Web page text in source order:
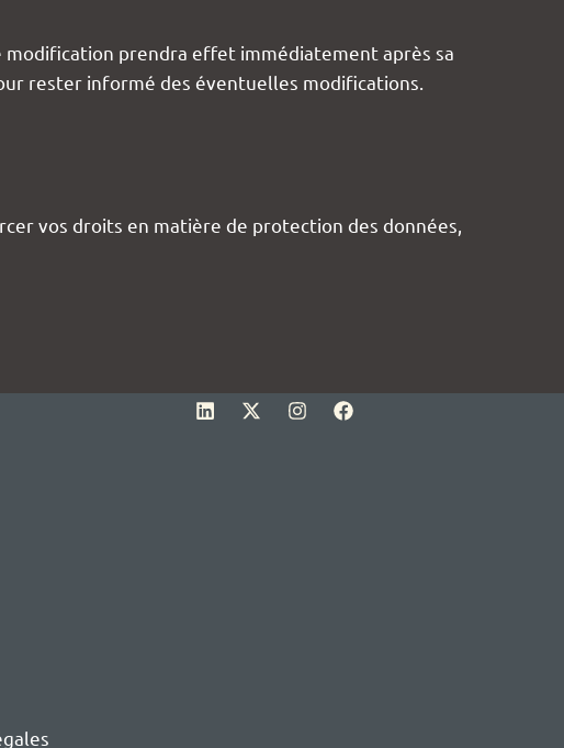
prendra effet immédiatement après sa
rester informé des éventuelles modifications.
vos droits en matière de protection des données,